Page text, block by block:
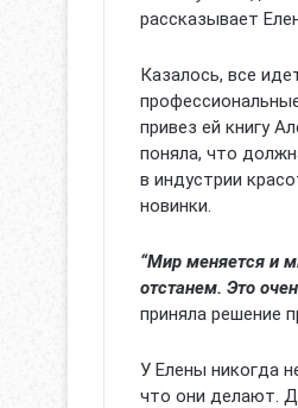
рассказывает
Казалось, все
привез ей книгу
поняла, что
в индустрии
новинки.
“Мир меняется и
отстанем. Это
приняла решение
У Елены никогда
что они делают.